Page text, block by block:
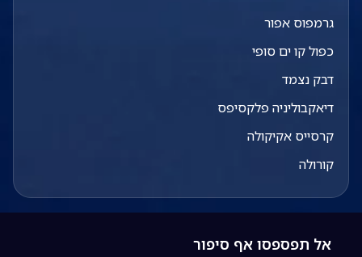
גרמפוס אפור
כפול קו ים סופי
דבק נצמד
דיאקבוליניה פלקסיפס
קרסייס אקיקולה
קורולה
אל תפספסו אף סיפור